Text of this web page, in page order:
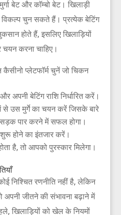
बेट और कॉम्बो बेट। खिलाड़ी
चुन सकते हैं। प्रत्येक बेटिंग
होते हैं, इसलिए खिलाड़ियों
करना चाहिए।
प्लेटफॉर्म चुनें जो चिकन
बेटिंग राशि निर्धारित करें।
में से उस मुर्गे का चयन करें जिसके बारे
पार करने में सफल होगा।
होने का इंतजार करें।
है, तो आपको पुरस्कार मिलेगा।
निश्चित रणनीति नहीं है, लेकिन
जीतने की संभावना बढ़ाने में
खिलाड़ियों को खेल के नियमों